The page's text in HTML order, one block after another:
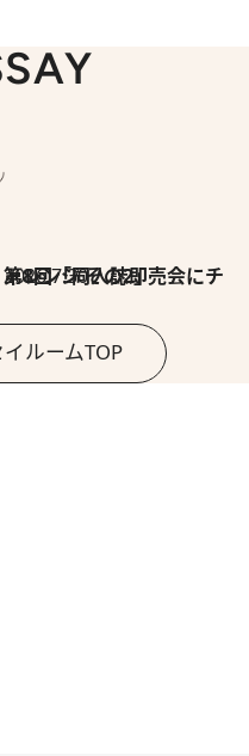
2026.7.30
第8回「同人誌即売会にチャレンジ その2」
ルームTOP